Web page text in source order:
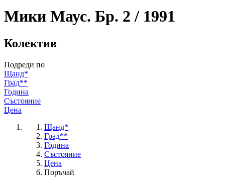
Мики Маус. Бр. 2 / 1991
Колектив
Подреди по
Щанд*
Град**
Година
Състояние
Цена
Щанд*
Град**
Година
Състояние
Цена
Поръчай